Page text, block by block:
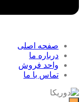
صفحه اصلی
درباره ما
واحد فروش
تماس با ما